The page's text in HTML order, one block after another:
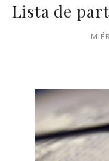
Lista de